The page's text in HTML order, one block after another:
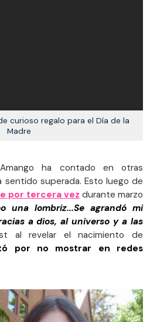
curioso regalo para el Día de la
Madre
ha contado en otras
superada. Esto luego de
por tercera vez durante marzo
una lombriz...Se agrandó mi
a dios, al universo y a las
al revelar el nacimiento de
por no mostrar en redes